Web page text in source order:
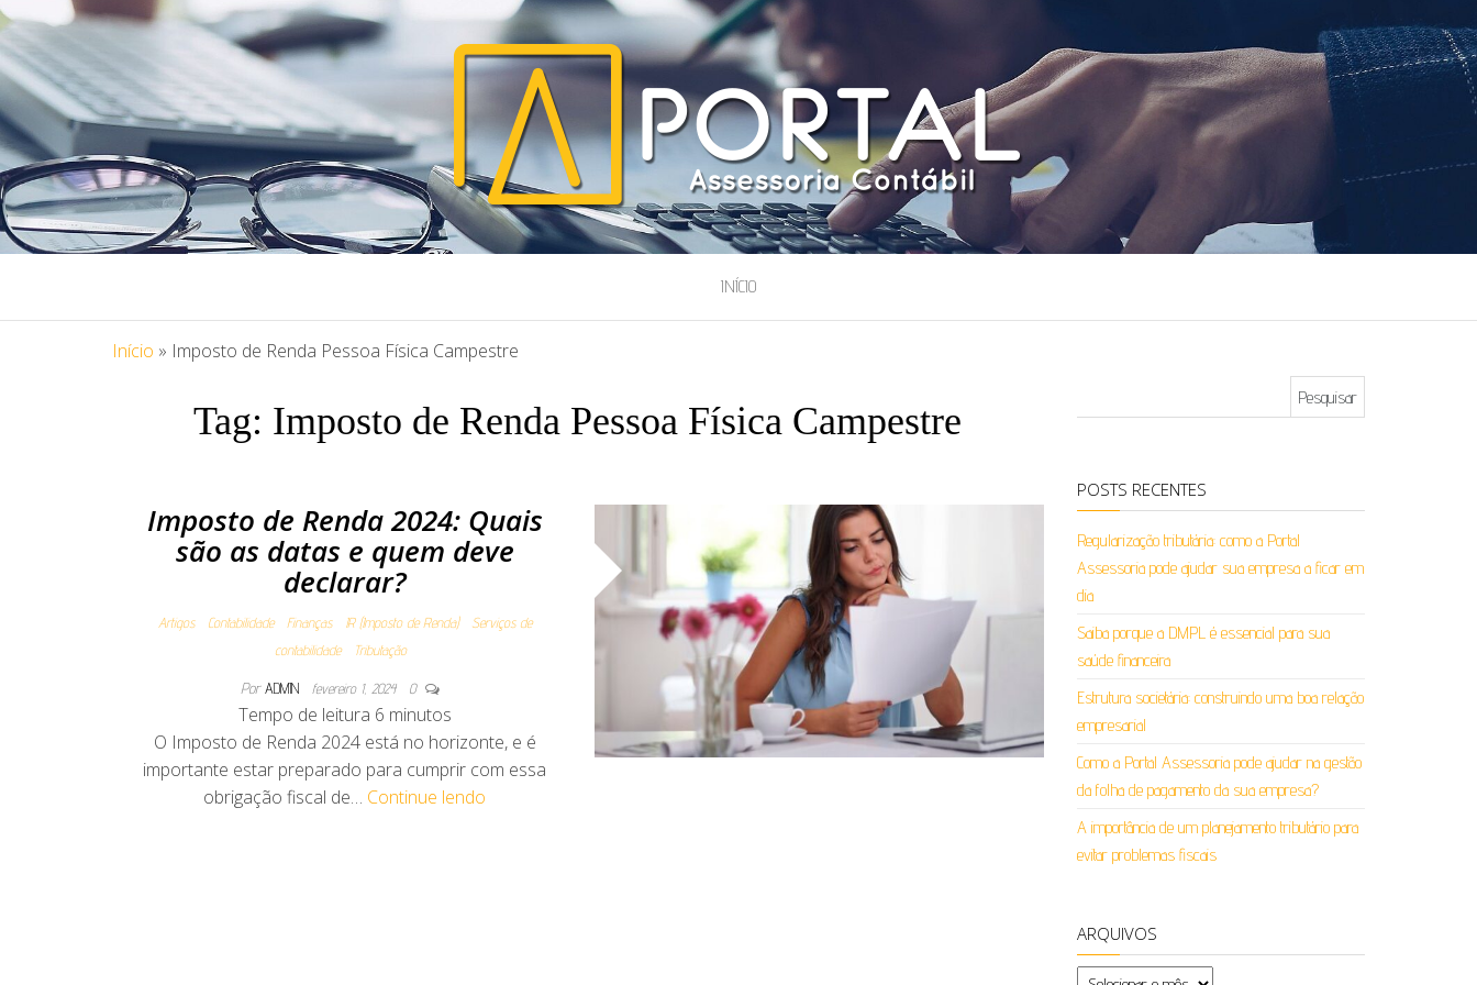
PORTAL ASSESSORIA
Blog Portal Assessoria
INÍCIO
Início » Imposto de Renda Pessoa Física Campestre
Tag: Imposto de Renda Pessoa Física Campestre
Imposto de Renda 2024: Quais
são as datas e quem deve
declarar?
Artigos Contabilidade Finanças IR (Imposto de Renda)
Serviços de
contabilidade
Tributação
Por ADMIN fevereiro 1, 2024 0
Tempo de leitura 6 minutos
O Imposto de Renda 2024 está no horizonte, e é
importante estar preparado para cumprir com essa
obrigação fiscal de… Continue lendo
POSTS RECENTES
Regularização tributária: como a Portal
Assessoria pode ajudar sua empresa a ficar em
dia
Saiba porque a DMPL é essencial para sua
saúde financeira
Estrutura societária: construindo uma boa relação
empresarial
Como a Portal Assessoria pode ajudar na gestão
da folha de pagamento da sua empresa?
A importância de um planejamento tributário para
evitar problemas fiscais
ARQUIVOS
Arquivos